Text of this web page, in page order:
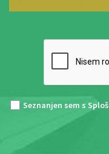
Seznanjen sem s